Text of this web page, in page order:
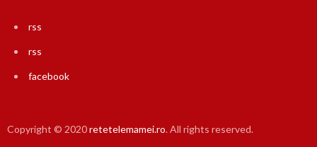
rss
rss
facebook
Copyright © 2020retetelemamei.ro. All rights reserved.